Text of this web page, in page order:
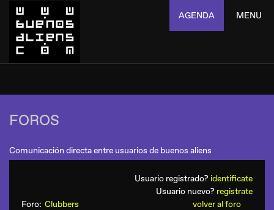
AGENDA MENU
FOROS
Comunicación directa entre usuarios de buenos aliens
Usuario registrado? identificate
Usuario nuevo? registrate
Foro: Clubbers
volver al foro